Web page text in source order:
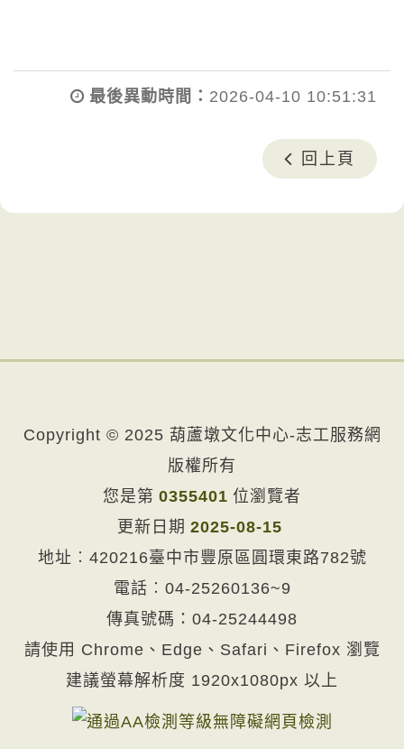
最後異動時間： 2026-04-10 10:51:31
回上頁
Copyright © 2025 葫蘆墩文化中心-志工服務網
版權所有
您是第 0355401 位瀏覽者
更新日期 2025-08-15
地址︰420216臺中市豐原區圓環東路782號
電話︰ 04-25260136~9
傳真號碼：04-25244498
請使用 Chrome、Edge、Safari、Firefox 瀏覽
建議螢幕解析度 1920x1080px 以上